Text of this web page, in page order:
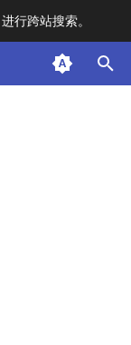
进行跨站搜索。